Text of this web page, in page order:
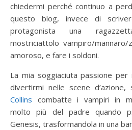
chiedermi perché continuo a
questo blog, invece di
protagonista una
mostriciattolo vampiro/
amoroso, e fare i soldoni.
La mia soggiaciuta passione
divertirmi nelle scene
Collins combatte i vampiri in
molto più del padre quando
Genesis, trasformandola in una